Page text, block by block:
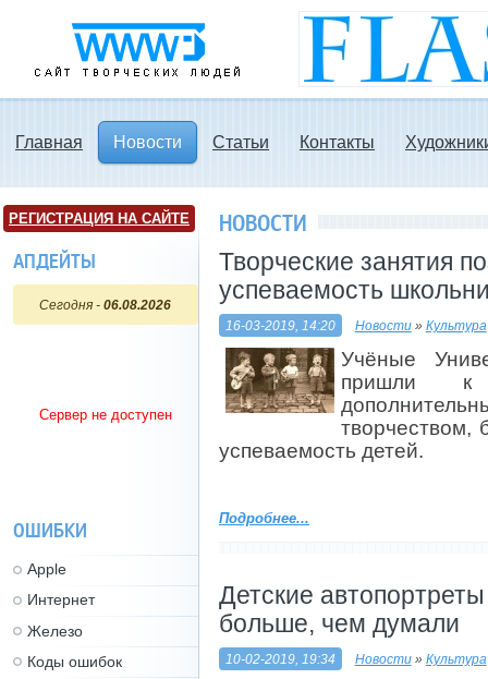
www3.ru - Сайт
творческих людей
Главная Новости Статьи Контакты
НОВОСТИ
Творческие занятия
успеваемость
16-03-2019, 14:20 Новости» Культура
Учёные
пришли
творчеством,
успеваемость детей.
Подробнее...
Детские
больше, чем думали
10-02-2019, 19:34 Новости» Культура
РЕГИСТРАЦИЯ НА САЙТЕ
АПДЕЙТЫ
Сегодня -06.08.2026
Сервер не доступен
ОШИБКИ
Apple
Интернет
Железо
Коды ошибок